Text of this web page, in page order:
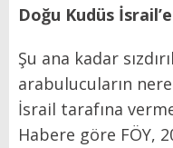
Doğu Kudüs
Şu ana kadar
arabulucuların
İsrail tarafına
Habere göre FÖY,